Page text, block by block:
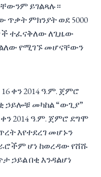
ይገልጻሉ።
ጥቃት ምክንያት ወደ 5000
ተፈናቅለው ለጊዜው
የሚገኙ መሆናቸውን
ቀን 2014 ዓ.ም. ጀምሮ
ኃይሎቹ መካከል “ውጊያ”
2014 ዓ.ም. ጀምሮ ደግሞ
እየተደረገ መሆኑን
ሆነ ከወረዳው የሸሹ
ኃይል በቂ እንዳልሆነ